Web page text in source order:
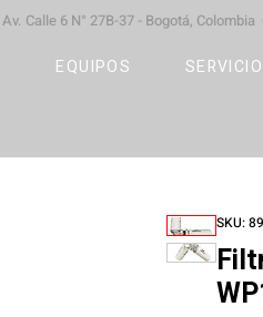
Av. Calle 6 N° 27B-37 - Bogotá, Colombia
EQUIPOS SERVICIO
SKU: